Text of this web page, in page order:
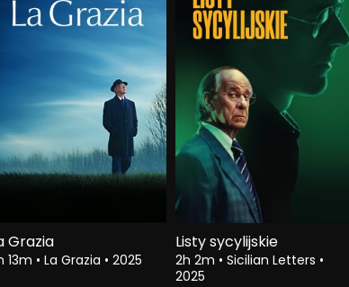
Grazia
13m • La Grazia • 2025
Listy sycylijskie
2h 2m • Sicilian Letters •
2025